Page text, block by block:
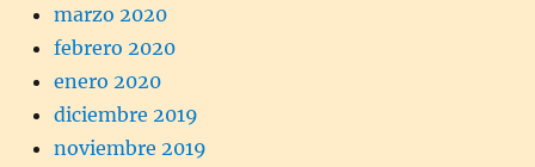
marzo 2020
febrero 2020
enero 2020
diciembre 2019
noviembre 2019